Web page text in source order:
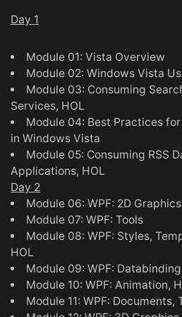
Day 1
Module 01: Vista Overview
Module 02: Windows Vista
Module 03: Consuming
Services, HOL
Module 04: Best Practices
in Windows Vista
Module 05: Consuming RSS
Applications, HOL
Day 2
Module 06: WPF: 2D Graphics
Module 07: WPF: Tools
Module 08: WPF: Styles,
HOL
Module 09: WPF: Databinding
Module 10: WPF: Animation,
Module 11: WPF: Documents,